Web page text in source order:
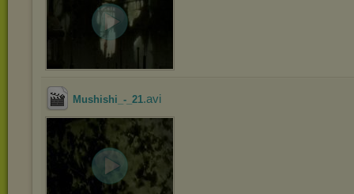
Mushishi_-_21.avi